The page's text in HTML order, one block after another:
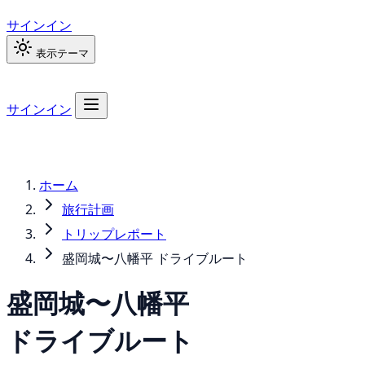
サインイン
表示テーマ
サインイン
ホーム
旅行計画
トリップレポート
盛岡城〜八幡平 ドライブルート
盛岡城〜八幡平
ドライブルート